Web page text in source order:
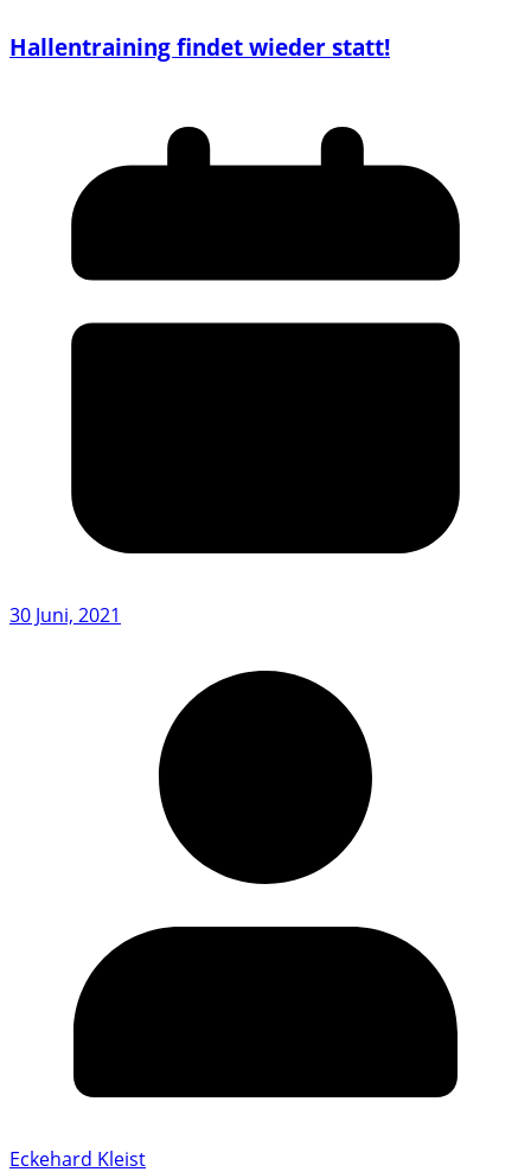
Hallentraining findet wieder statt!
30 Juni, 2021
Eckehard Kleist